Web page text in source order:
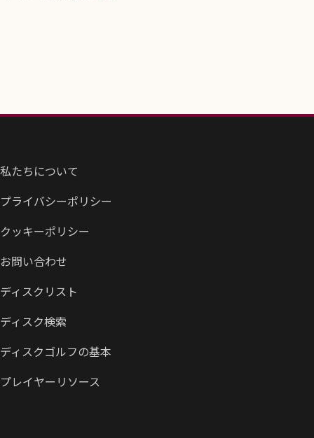
私たちについて
プライバシーポリシー
クッキーポリシー
お問い合わせ
ディスクリスト
ディスク検索
ディスクゴルフの基本
プレイヤーリソース